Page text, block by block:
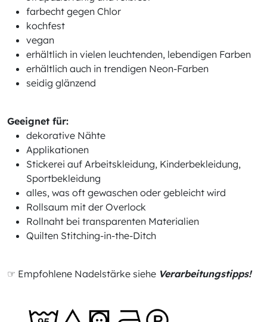
farbecht gegen Chlor
kochfest
vegan
erhältlich in vielen leuchtenden, lebendigen Farben
erhältlich auch in trendigen Neon-Farben
seidig glänzend
Geeignet für:
dekorative Nähte
Applikationen
Stickerei auf Arbeitskleidung, Kinderbekleidung,
Sportbekleidung
alles, was oft gewaschen oder gebleicht wird
Rollsaum mit der Overlock
Rollnaht bei transparenten Materialien
Quilten Stitching-in-the-Ditch
☞ Empfohlene Nadelstärke siehe Verarbeitungstipps!